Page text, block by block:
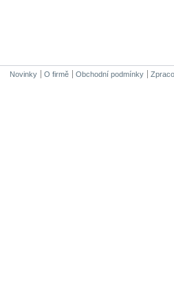
Novinky O firmě Obchodní podmínky